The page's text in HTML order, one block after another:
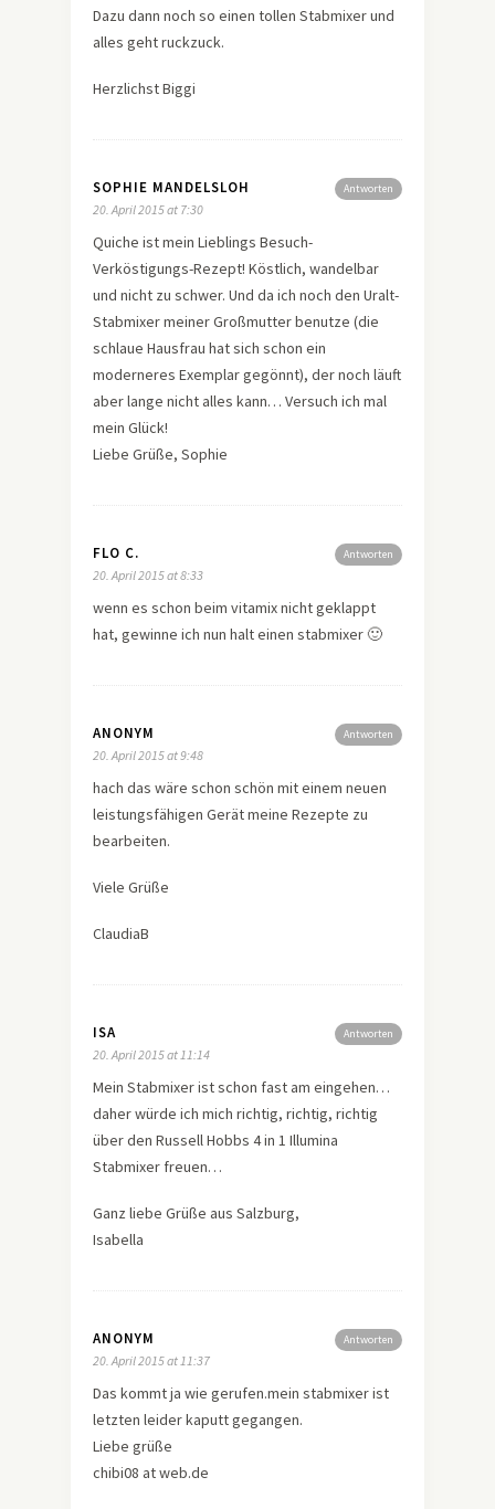
Dazu dann noch so einen tollen Stabmixer und
alles geht ruckzuck.
Herzlichst Biggi
Antworten
SOPHIE MANDELSLOH
20. April 2015 at 7:30
Quiche ist mein Lieblings Besuch-
Verköstigungs-Rezept! Köstlich, wandelbar
und nicht zu schwer. Und da ich noch den Uralt-
Stabmixer meiner Großmutter benutze (die
schlaue Hausfrau hat sich schon ein
moderneres Exemplar gegönnt), der noch läuft
aber lange nicht alles kann… Versuch ich mal
mein Glück!
Liebe Grüße, Sophie
Antworten
FLO C.
20. April 2015 at 8:33
wenn es schon beim vitamix nicht geklappt
hat, gewinne ich nun halt einen stabmixer 🙂
Antworten
ANONYM
20. April 2015 at 9:48
hach das wäre schon schön mit einem neuen
leistungsfähigen Gerät meine Rezepte zu
bearbeiten.
Viele Grüße
ClaudiaB
Antworten
ISA
20. April 2015 at 11:14
Mein Stabmixer ist schon fast am eingehen…
daher würde ich mich richtig, richtig, richtig
über den Russell Hobbs 4 in 1 Illumina
Stabmixer freuen…
Ganz liebe Grüße aus Salzburg,
Isabella
Antworten
ANONYM
20. April 2015 at 11:37
Das kommt ja wie gerufen.mein stabmixer ist
letzten leider kaputt gegangen.
Liebe grüße
chibi08 at web.de